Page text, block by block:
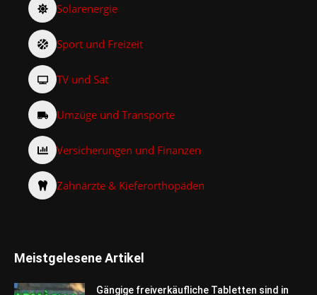
Solarenergie
Sport und Freizeit
TV und Sat
Umzüge und Transporte
Versicherungen und Finanzen
Zahnärzte & Kieferorthopäden
Meistgelesene Artikel
Gängige freiverkäufliche Tabletten sind in